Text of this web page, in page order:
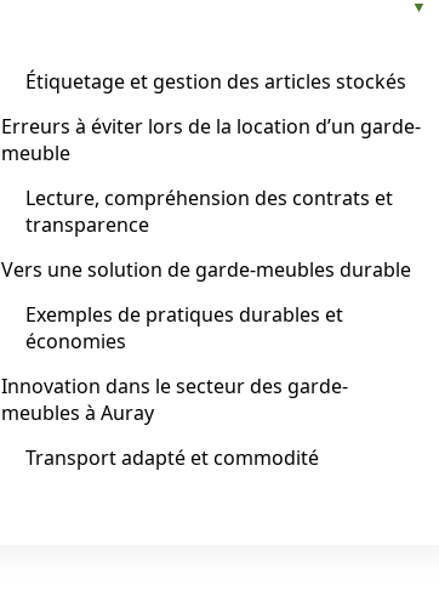
Étiquetage et gestion des articles stockés
Erreurs à éviter lors de la location d’un garde-
meuble
Lecture, compréhension des contrats et
transparence
Vers une solution de garde-meubles durable
Exemples de pratiques durables et
économies
Innovation dans le secteur des garde-
meubles à Auray
Transport adapté et commodité